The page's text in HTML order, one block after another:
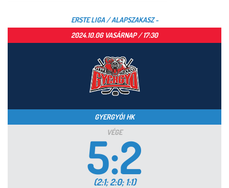
ERSTE LIGA / ALAPSZAKASZ -
2024.10.06 VASÁRNAP / 17:30
GYERGYÓI HK
VÉGE
5:2
(2:1; 2:0; 1:1)